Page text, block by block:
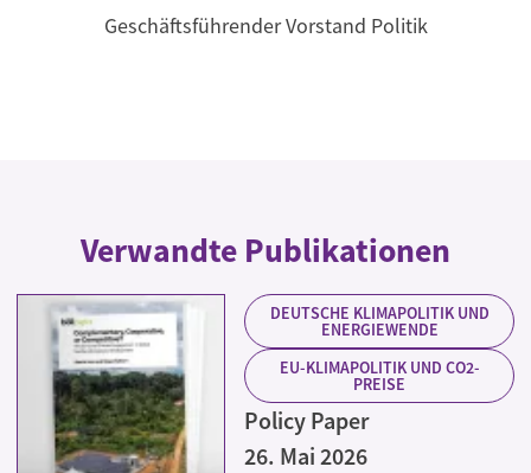
Geschäftsführender Vorstand Politik
Verwandte Publikationen
DEUTSCHE KLIMAPOLITIK UND
ENERGIEWENDE
EU-KLIMAPOLITIK UND CO2-
PREISE
Policy Paper
26. Mai 2026